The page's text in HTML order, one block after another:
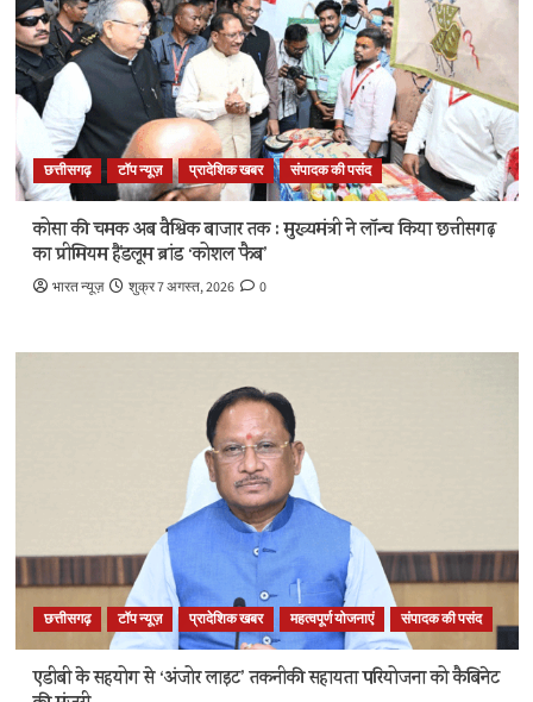
छत्तीसगढ़ टॉप न्यूज़ प्रादेशिक खबर संपादक की पसंद
कोसा की चमक अब वैश्विक बाजार तक : मुख्यमंत्री ने लॉन्च किया छत्तीसगढ़
का प्रीमियम हैंडलूम ब्रांड ‘कोशल फैब’
भारत न्यूज़ शुक्र 7 अगस्त, 2026 0
छत्तीसगढ़ टॉप न्यूज़ प्रादेशिक खबर महत्वपूर्ण योजनाएं संपादक की पसंद
एडीबी के सहयोग से ‘अंजोर लाइट’ तकनीकी सहायता परियोजना को कैबिनेट